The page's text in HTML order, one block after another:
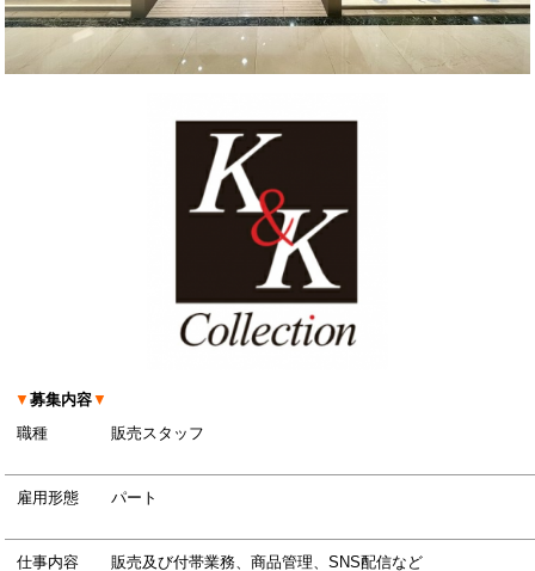
▼募集内容▼
職種
販売スタッフ
雇用形態 パート
仕事内容 販売及び付帯業務、商品管理、SNS配信など